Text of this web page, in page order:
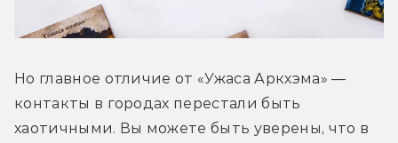
Но главное отличие от «Ужаса Аркхэма» —
контакты в городах перестали быть
хаотичными. Вы можете быть уверены, что в